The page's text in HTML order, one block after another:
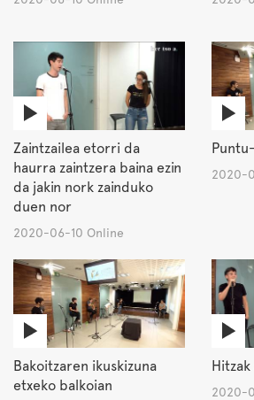
Zaintzailea etorri da
haurra zaintzera baina ezin
da jakin nork zainduko
duen nor
2020-06-10 Online
2020-
Bakoitzaren ikuskizuna
etxeko balkoian
Hitzak
2020-